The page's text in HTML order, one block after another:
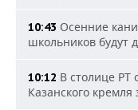
10:43 Осенние
школьников будут
10:12 В столице РТ
Казанского